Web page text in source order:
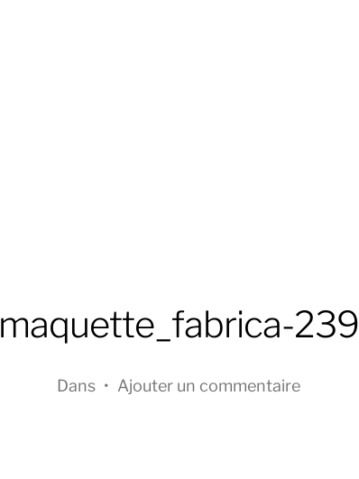
maquette_fabrica-239
Dans • Ajouter un commentaire